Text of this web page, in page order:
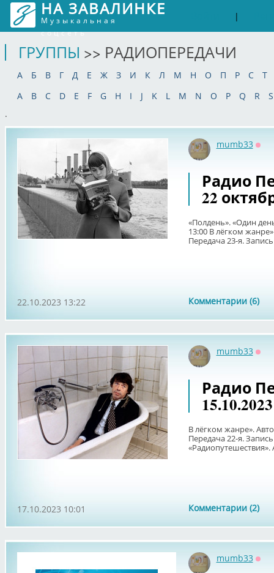
НА ЗАВАЛИНКЕ
Музыкальная
соцсеть
|
ГРУППЫ >> РАДИОПЕРЕДАЧИ
А Б В Г Д Е Ж З И К Л М Н О П Р С
Т
A
B C D E F G H I J K L M N O P Q R
S
.
mumb33
Радио
22
«Полдень». «Один
13:00 В лёгком
Передача 23-я. Запись
Комментарии (6)
22.10.2023 13:22
mumb33
Радио
В лёгком жанре».
Передача 22-я.
«Радиопутешествия».
Комментарии (2)
17.10.2023 10:01
mumb33